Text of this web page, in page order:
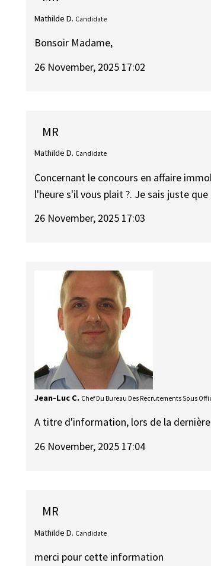
Mathilde D. Candidate
Bonsoir Madame,
26 November, 2025 17:02
MR
Mathilde D. Candidate
Concernant le concours en affaire
l'heure s'il vous plait ?. Je sais juste
26 November, 2025 17:03
Jean-Luc C. Chef Du Bureau Des Recrutements Sous
A titre d'information, lors de la
26 November, 2025 17:04
MR
Mathilde D. Candidate
merci pour cette information